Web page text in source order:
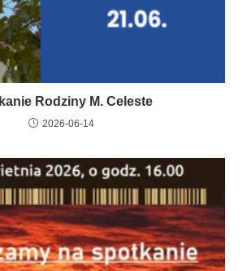
Rodziny M. Celeste
2026-06-14